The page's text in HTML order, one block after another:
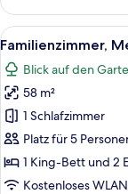
Zimmer,
2 Einzelbetten,
Nichtraucher,
Alle
Fotos
für
Familienzimmer,
Mehrere
Betten,
Nichtraucher
anzeigen
13
Familienzimmer,
Blick auf den
58 m²
1 Schlafzimmer
Platz für 5
1 King-Bett und 2
Kostenloses WLAN